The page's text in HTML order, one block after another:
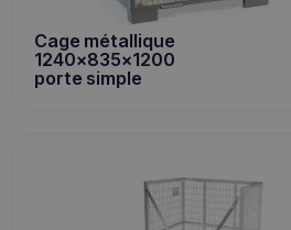
Cage métallique
1240x835x1200
porte simple